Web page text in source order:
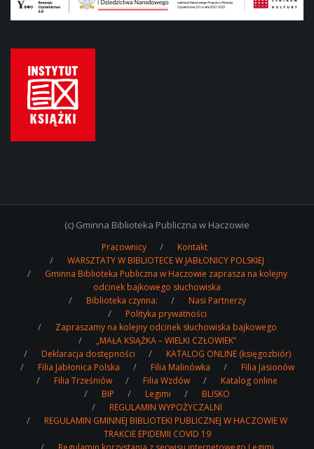
(c) Gminna Biblioteka Publiczna w Haczowie
Pracownicy
Kontakt
WARSZTATY W BIBLIOTECE W JABŁONICY POLSKIEJ
Gminna Biblioteka Publiczna w Haczowie zaprasza na kolejny
odcinek bajkowego słuchowiska
Biblioteka czynna:
Nasi Partnerzy
Polityka prywatności
Zapraszamy na kolejny odcinek słuchowiska bajkowego
„MAŁA KSIĄŻKA – WIELKI CZŁOWIEK”
Deklaracja dostępności
KATALOG ONLINE (księgozbiór)
Filia Jabłonica Polska
Filia Malinówka
Filia Jasionów
Filia Trześniów
Filia Wzdów
Katalog online
BIP
Legimi
BLISKO
REGULAMIN WYPOŻYCZALNI
REGULAMIN GMINNEJ BIBLIOTEKI PUBLICZNEJ W HACZOWIE W
TRAKCIE EPIDEMII COVID 19